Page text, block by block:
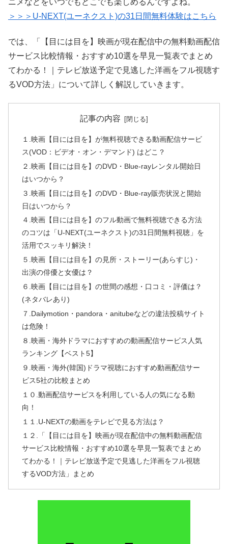
＞＞＞U-NEXT(ユーネクスト)の31日間無料体験はこちら
では、「【目には目を】映画が現在配信中の無料動画配信
サービス比較情報・おすすめ10選を早見一覧表でまとめ
てわかる！｜テレビ放送予定で見逃した洋画をフル視聴す
るVOD方法」について詳しく解説していきます。
記事の内容
１.映画【目には目を】が無料視聴できる動画配信サービ
ス(VOD：ビデオ・オン・デマンド) はどこ？
２.映画【目には目を】のDVD・Blue-rayレンタル開始日
はいつから？
３.映画【目には目を】のDVD・Blue-ray販売状況と開始
日はいつから？
４.映画【目には目を】のフル動画で無料視聴できる方法
のコツは「U-NEXT(ユーネクスト)の31日間無料視聴」を
活用でスッキリ解決！
５.映画【目には目を】の見所・ストーリー(あらすじ)・
出演の俳優と女優は？
６.映画【目には目を】の世間の感想・口コミ・評価は？
(ネタバレあり)
７.Dailymotion・pandora・anitubeなどの違法投稿サイト
は危険！
８.映画・海外ドラマにおすすめの動画配信サービス人気
ランキング【ベスト5】
９.映画・海外(韓国)ドラマ視聴におすすめ動画配信サー
ビス5社の比較まとめ
１０.動画配信サービスを利用している人の気になる動
向！
１１.U-NEXTの動画をテレビで見る方法は？
１２.「【目には目を】映画が現在配信中の無料動画配信
サービス比較情報・おすすめ10選を早見一覧表でまとめ
てわかる！｜テレビ放送予定で見逃した洋画をフル視聴
するVOD方法」まとめ